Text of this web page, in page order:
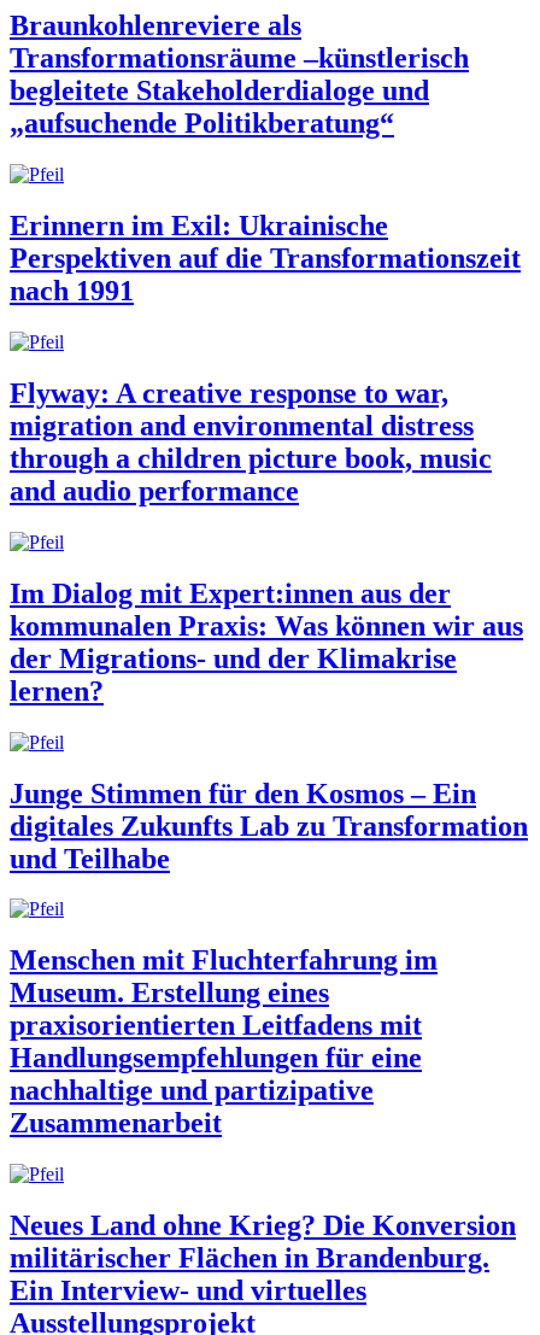
Braunkohlenreviere als
Transformationsräume –künstlerisch
begleitete Stakeholderdialoge und
„aufsuchende Politikberatung“
Erinnern im Exil: Ukrainische
Perspektiven auf die Transformationszeit
nach 1991
Flyway: A creative response to war,
migration and environmental distress
through a children picture book, music
and audio performance
Im Dialog mit Expert:innen aus der
kommunalen Praxis: Was können wir aus
der Migrations- und der Klimakrise
lernen?
Junge Stimmen für den Kosmos – Ein
digitales Zukunfts Lab zu Transformation
und Teilhabe
Menschen mit Fluchterfahrung im
Museum. Erstellung eines
praxisorientierten Leitfadens mit
Handlungsempfehlungen für eine
nachhaltige und partizipative
Zusammenarbeit
Neues Land ohne Krieg? Die Konversion
militärischer Flächen in Brandenburg.
Ein Interview- und virtuelles
Ausstellungsprojekt